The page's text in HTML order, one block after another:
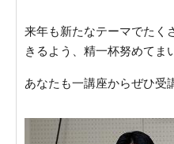
来年も新たなテーマでたく
きるよう、精一杯努めてま
あなたも一講座からぜひ受